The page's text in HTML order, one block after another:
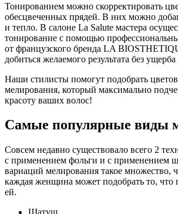
Тонированием можно скорректировать
обесцвеченных прядей. В них можно
и тепло. В салоне La Salute мастера
тонирование с помощью
от французского бренда LA
добиться желаемого результата без
Наши стилисты помогут подобрать
мелирования, который максимально
красоту ваших волос!
Самые популярные виды
Совсем недавно существовало всего 2
с применением фольги и с применением
вариаций мелирования такое множество,
каждая женщина может подобрать то, что
ей.